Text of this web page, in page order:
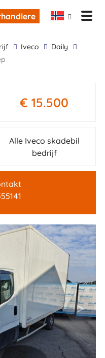
Iveco
Daily
€ 15.500
Alle Iveco skadebil
bedrijf